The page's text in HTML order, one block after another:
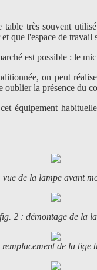
très souvent
que l'espace de travail
est possible : le
on peut
oublier la présence du
équipement
vue de la lampe avant
fig. 2 : démontage de la
de la tige